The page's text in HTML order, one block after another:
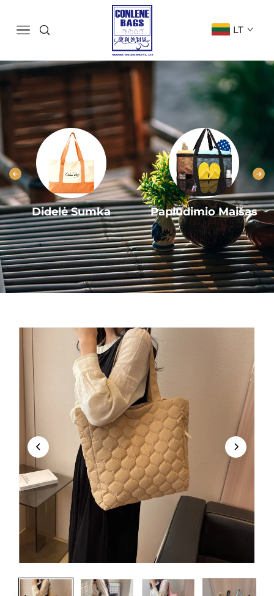
LT
Didelė Sumka Paplūdimio Maišas